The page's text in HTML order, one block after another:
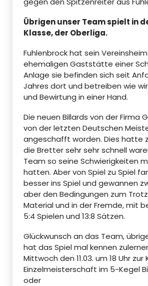
Übrigen unser Team spielt in
Klasse, der Oberliga.
Fuhlenbrock hat sein
ehemaligen Gaststätte einer
Anlage sie befinden sich seit
Jahres dort und betreiben wie
und Bewirtung in einer Hand.
Die neuen Billards von der Firma
von der letzten Deutschen
angeschafft worden. Dies hatte
die Bretter sehr sehr schnell
Team so seine Schwierigkeiten
hatten. Aber von Spiel zu Spiel
besser ins Spiel und gewannen
aber den Bedingungen zum
Material und in der Fremde, mit
5:4 Spielen und 13:8 Sätzen.
Glückwunsch an das Team,
hat das Spiel mal kennen
Mittwoch den 11.03. um 18 Uhr zur
Einzelmeisterschaft im 5-Kegel
oder